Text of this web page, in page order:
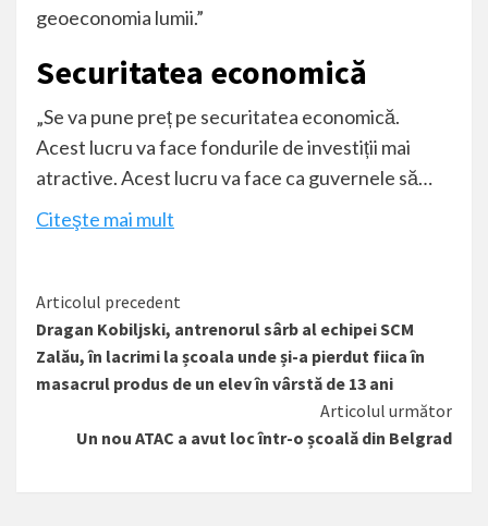
geoeconomia lumii.”
Securitatea economică
„Se va pune preț pe securitatea economică.
Acest lucru va face fondurile de investiții mai
atractive. Acest lucru va face ca guvernele să…
Citeşte mai mult
Citește
mai
mult
Articolul precedent
Dragan Kobiljski, antrenorul sârb al echipei SCM
Zalău, în lacrimi la școala unde și-a pierdut fiica în
masacrul produs de un elev în vârstă de 13 ani
Articolul următor
Un nou ATAC a avut loc într-o școală din Belgrad